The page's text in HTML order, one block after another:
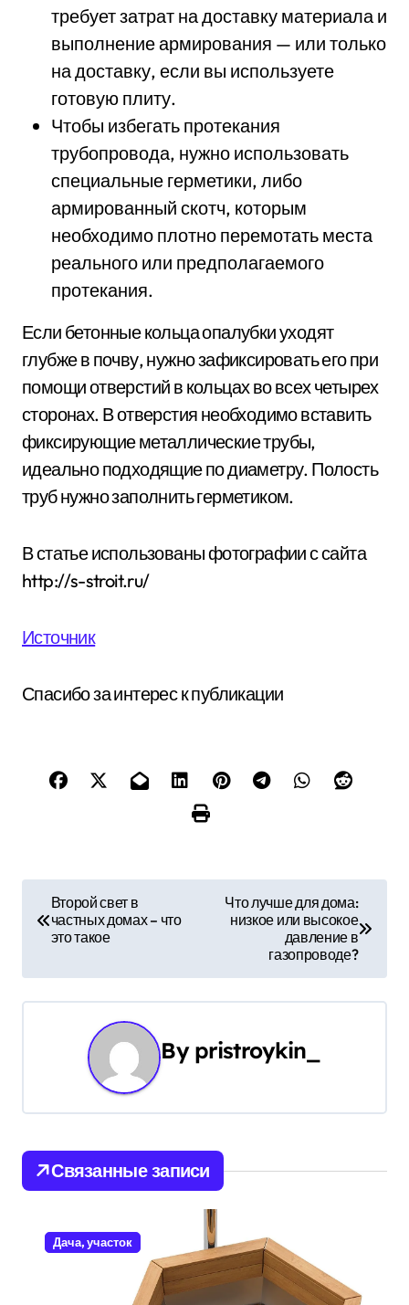
требует затрат на доставку материала и
выполнение армирования — или только
на доставку, если вы используете
готовую плиту.
Чтобы избегать протекания
трубопровода, нужно использовать
специальные герметики, либо
армированный скотч, которым
необходимо плотно перемотать места
реального или предполагаемого
протекания.
Если бетонные кольца опалубки уходят
глубже в почву, нужно зафиксировать его при
помощи отверстий в кольцах во всех четырех
сторонах. В отверстия необходимо вставить
фиксирующие металлические трубы,
идеально подходящие по диаметру. Полость
труб нужно заполнить герметиком.
В статье использованы фотографии с сайта
http://s-stroit.ru/
Источник
Спасибо за интерес к публикации
в
и
ц
и
я
Второй свет в
частных домах – что
это такое
Что лучше для дома:
низкое или высокое
давление в
газопроводе?
By pristroykin_
Связанные записи
Дача, участок